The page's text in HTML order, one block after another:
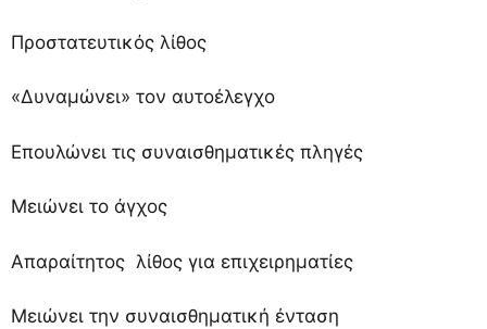
Προστατευτικός λίθος
«Δυναμώνει» τον αυτοέλεγχο
Επουλώνει τις συναισθηματικές πληγές
Μειώνει το άγχος
Απαραίτητος λίθος για επιχειρηματίες
Μειώνει την συναισθηματική ένταση